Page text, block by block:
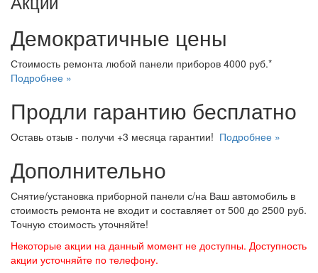
Демократичные цены
Стоимость ремонта любой панели приборов 4000 руб.*
Подробнее »
Продли гарантию бесплатно
Оставь отзыв - получи +3 месяца гарантии! Подробнее »
Дополнительно
Снятие/установка приборной панели с/на Ваш автомобиль в
стоимость ремонта не входит и составляет от 500 до 2500 руб.
Точную стоимость уточняйте!
Некоторые акции на данный момент не доступны. Доступность
акции усточняйте по телефону.